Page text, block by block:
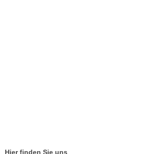
Hier finden Sie uns